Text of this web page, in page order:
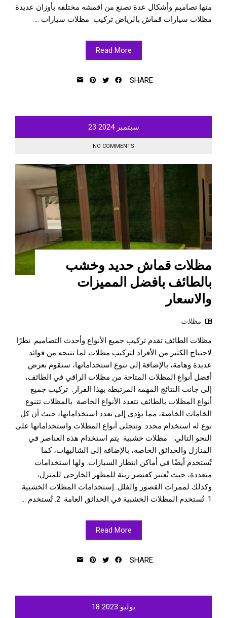
منها تصاميم وأشكال عدة تصنع من اقمشه مختلفه بأوزان عديدة
مظلات سيارات قماش بالرياض تركيب مظلات سيارات ...
Read More
SHARE
سبتمبر 23 2024
NO COMMENTS
مظلات قماش حديد وخشب
بالطائف بافضل المميزات
والاسعار
مظلات
مظلات الطائف تقدم تركيب جميع الأنواع وأحدث التصاميم. نظرًا
لاحتياج الكثير من الأفراد لتركيب مظلات لما تتيحه من فوائد
عديدة وهامة، بالإضافة إلى تنوع استخداماتها، سنقوم بعرض
أفضل أنواع المظلات المتاحة من مظلات الراقي في الطائف،
إلى جانب النتائج المهمة المرتبطة بهذا القرار. تركيب جميع
أنواع المظلات بالطائف تتعدد الأنواع الخاصة بالمظلات تتنوع
الخامات الخاصة، مما يؤدي إلى تعدد استخداماتها، حيث أن كل
نوع له استخدام محدد. وتتجلى أنواع المظلات واستخداماتها على
النحو التالي: مظلات خشبية يتم استخدام هذه العناصر في
المنازل والحدائق الخاصة، بالإضافة إلى الشاليهات، كما
تُستخدم أيضًا في أماكن انتظار السيارات. ولها استخدامات
متعددة، حيث تُعتبر كعنصر زينة للمظهر الخارجي للمنزل،
وكذلك لممرات القصور والفلل. إستخدامات المظلات الخشبية.
1. تُستخدم المظلات الخشبية في الحدائق العامة. 2. تُستخدم ...
Read More
SHARE
يوليو 18 2023